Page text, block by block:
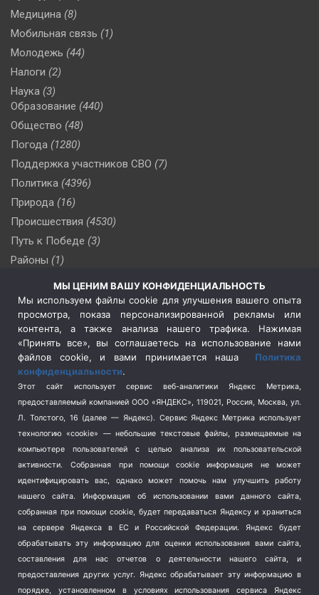
Медицина (8)
Мобильная связь (1)
Молодежь (44)
Налоги (2)
Наука (3)
Образование (440)
Общество (48)
Погода (1280)
Поддержка участников СВО (7)
Политика (4396)
Природа (16)
Происшествия (4530)
Путь к Победе (3)
Районы (1)
(510)
Сельское хозяйство (3)
Социальная политика
(3)
Спецоперация в Украине
Спецоперация на Украине
(404)
Спорт (740)
Терроризм (1)
Транспорт (262)
Туризм (178)
Флот (76)
Школа и спорт (2)
Экология (8)
Экономика (1172)
МЫ ЦЕНИМ ВАШУ КОНФИДЕНЦИАЛЬНОСТЬ
Мы используем файлы cookie для улучшения вашего опыта
просмотра, показа персонализированной рекламы или
контента, а также анализа нашего трафика. Нажимая
«Принять все», вы соглашаетесь на использование нами
файлов cookie, и вами принимается наша Политика
конфиденциальности.
Этот сайт использует сервис веб-аналитики Яндекс Метрика,
предоставляемый компанией ООО «ЯНДЕКС», 119021, Россия, Москва, ул.
Л. Толстого, 16 (далее — Яндекс). Сервис Яндекс Метрика использует
технологию «cookie» — небольшие текстовые файлы, размещаемые на
компьютере пользователей с целью анализа их пользовательской
активности.
Собранная при помощи cookie информация не может
идентифицировать вас, однако может помочь нам улучшить работу
нашего сайта. Информация об использовании вами данного сайта,
собранная при помощи cookie, будет передаваться Яндексу и храниться
на сервере Яндекса в ЕС и Российской Федерации. Яндекс будет
обрабатывать эту информацию для оценки использования вами сайта,
составления для нас отчетов о деятельности нашего сайта, и
предоставления других услуг. Яндекс обрабатывает эту информацию в
порядке, установленном в условиях использования сервиса Яндекс